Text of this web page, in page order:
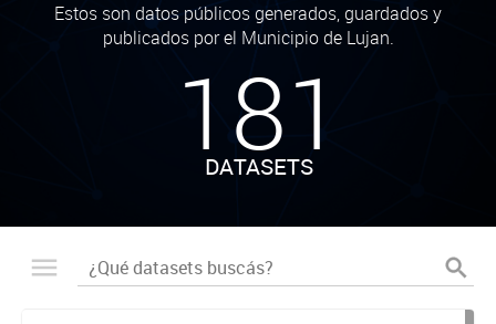
Estos son datos públicos generados, guardados y
publicados por el Municipio de Lujan.
181
DATASETS